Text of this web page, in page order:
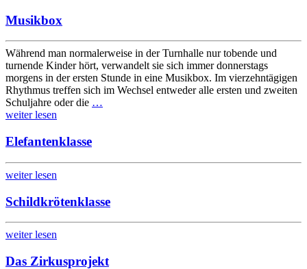
Musikbox
Während man normalerweise in der Turnhalle nur tobende und
turnende Kinder hört, verwandelt sie sich immer donnerstags
morgens in der ersten Stunde in eine Musikbox. Im vierzehntägigen
Rhythmus treffen sich im Wechsel entweder alle ersten und zweiten
Schuljahre oder die …
weiter lesen
Elefantenklasse
weiter lesen
Schildkrötenklasse
weiter lesen
Das Zirkusprojekt